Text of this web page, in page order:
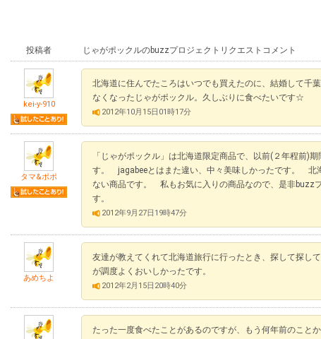
投稿者 じゃがポックルのbuzzプロジェクトリクエストコメント
kei-y-910
北海道に住んでたころはいつでも買えたのに、結婚して千
なくなったじゃがポックル。久しぶりに食べたいです☆
2012年10月15日01時17分
タマ&ポポ
「じゃがポックル」は北海道限定商品で、以前(２年程前)
す。 jagabeeとはまた違い、中々美味しかったです。 北
ない商品です。 私もお気に入りの商品なので、是非buzz
す。
2012年9月27日19時47分
あめちよ
友達が教えてくれて北海道旅行に行ったとき、探して探し
が調度よくおいしかったです。
2012年2月15日20時40分
たった一度食べたことがあるのですが、もう何年前のことか